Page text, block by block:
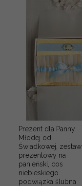
Prezent dla Panny
Młodej od
Świadkowej, zestaw
prezentowy na
panieński, cos
niebieskiego
podwiązka ślubna